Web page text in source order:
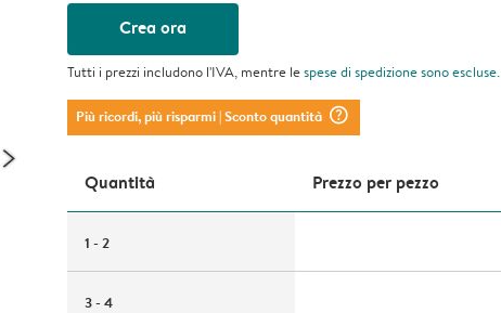
Crea ora
Tutti i prezzi includono l'IVA, mentre lespese di spedizionesono escluse.
Più ricordi, più risparmi| Sconto quantità question_mark_circle
Quantità Prezzo per pezzo
1 - 2
3 - 4